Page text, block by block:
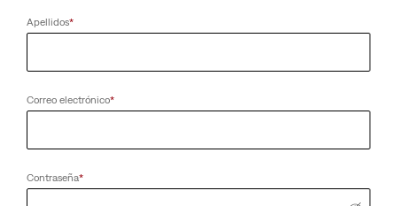
Apellidos*
Correo electrónico*
Contraseña*